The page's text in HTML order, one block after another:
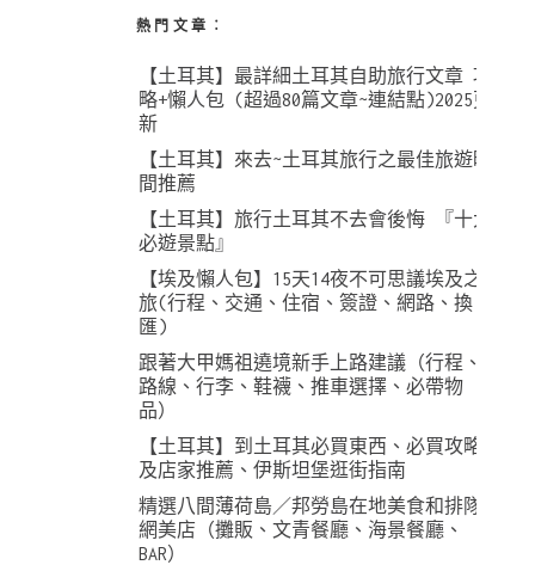
熱門文章︰
【土耳其】最詳細土耳其自助旅行文章 攻
略+懶人包 (超過80篇文章~連結點)2025更
新
【土耳其】來去~土耳其旅行之最佳旅遊時
間推薦
【土耳其】旅行土耳其不去會後悔 『十大
必遊景點』
【埃及懶人包】15天14夜不可思議埃及之
旅(行程、交通、住宿、簽證、網路、換
匯)
跟著大甲媽祖遶境新手上路建議（行程、
路線、行李、鞋襪、推車選擇、必帶物
品）
【土耳其】到土耳其必買東西、必買攻略
及店家推薦、伊斯坦堡逛街指南
精選八間薄荷島／邦勞島在地美食和排隊
網美店（攤販、文青餐廳、海景餐廳、
BAR）